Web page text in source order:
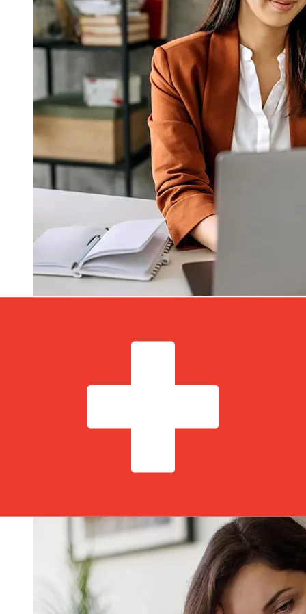
EUR om over te CHF ?
Banque Postale van Euro Lidstaten tot Zwitserland
duren meestal 1 tot 5 werkdagen. Factoren zoals
afkaptijden om vertragingen te voorkomen.